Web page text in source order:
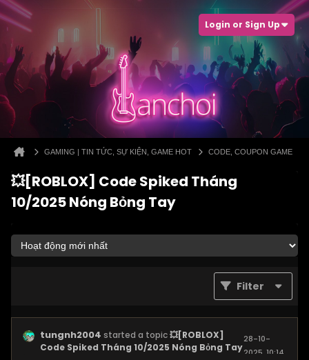
Login or Sign Up
GAMING | TIN TỨC, SỰ KIỆN, GAME HOT CODE, COUPON GAME
💥[ROBLOX] Code Spiked Tháng
10/2025 Nóng Bỏng Tay
Filter
tungnh2004 started a topic💥[ROBLOX]
Code Spiked Tháng 10/2025 Nóng Bỏng Tay
28-10-
2025, 10:14